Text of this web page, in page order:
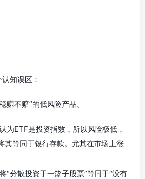
知误区：
赚不赔”的低风险产品。
为ETF是投资指数，所以风险极低，
其等同于银行存款。尤其在市场上涨
“分散投资于一篮子股票”等同于“没有